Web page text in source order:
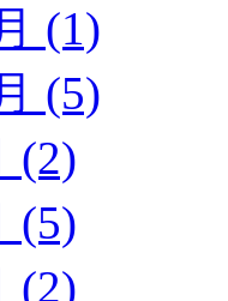
(1)
(5)
(2)
(5)
(2)